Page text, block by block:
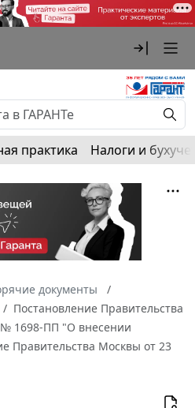
практика Налоги и
документы
Постановление Правительства
1698-ПП "О внесении
Правительства Москвы от 23